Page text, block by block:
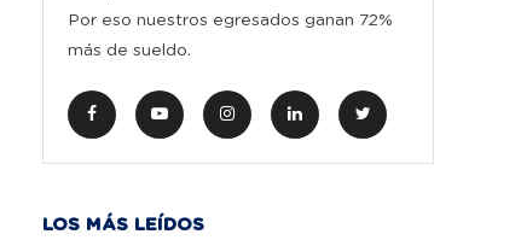
Por eso nuestros egresados ganan 72%
más de sueldo.
LOS MÁS LEÍDOS